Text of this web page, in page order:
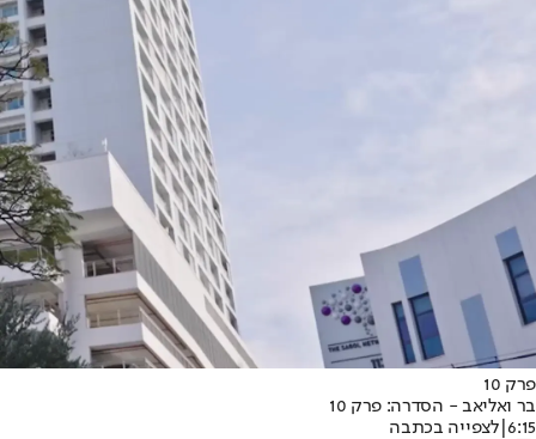
פרק 10
בר ואליאב - הסדרה: פרק 10
6:15
|לצפייה בכתבה